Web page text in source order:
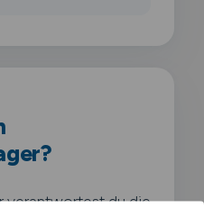
verantwortest du die